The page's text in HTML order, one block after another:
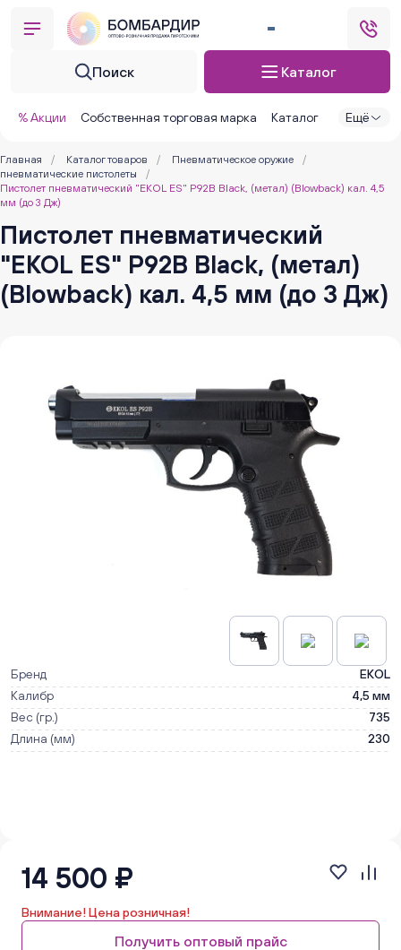
Поиск Каталог
% Акции Собственная торговая марка Каталог Ещё
Главная / Каталог товаров / Пневматическое оружие
/
пневматические пистолеты
/
Пистолет пневматический "EKOL ES" Р92В Black, (метал) (Blowback) кал. 4,5
мм (до 3 Дж)
Пистолет пневматический
"EKOL ES" Р92В Black, (метал)
(Blowback) кал. 4,5 мм (до 3 Дж)
Бренд
EKOL
Калибр
4,5 мм
Вес (гр.)
735
Длина (мм)
230
14 500 ₽
Внимание! Цена розничная!
Получить оптовый прайс